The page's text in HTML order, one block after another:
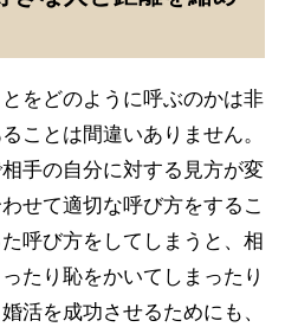
をどのように呼ぶのかは非
ことは間違いありません。
手の自分に対する見方が変
せて適切な呼び方をするこ
呼び方をしてしまうと、相
たり恥をかいてしまったり
活を成功させるためにも、